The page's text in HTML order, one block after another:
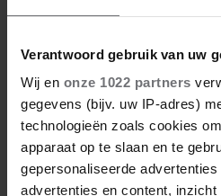
Verantwoord gebruik van uw
Wij en onze 1022 partners
gegevens (bijv. uw IP-adres)
technologieën zoals cookies
apparaat op te slaan en te
gepersonaliseerde
advertenties en content, inzicht